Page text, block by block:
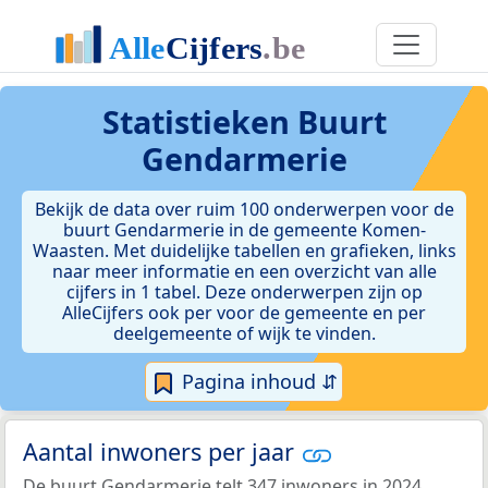
Statistieken Buurt
Gendarmerie
Bekijk de data over ruim 100 onderwerpen voor de
buurt Gendarmerie in de gemeente Komen-
Waasten. Met duidelijke tabellen en grafieken, links
naar meer informatie en een overzicht van alle
cijfers in 1 tabel. Deze onderwerpen zijn op
AlleCijfers ook per voor de gemeente en per
deelgemeente of wijk te vinden.
Pagina inhoud ⇵
Aantal inwoners per jaar